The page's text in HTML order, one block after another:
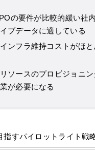
の要件が比較的緩い社
ブデータに適している
ンフラ維持コストがほと
ソースのプロビジョニン
が必要になる
指すパイロットライト戦